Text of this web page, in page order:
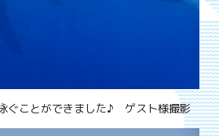
ぐことができました♪ ゲスト様撮影